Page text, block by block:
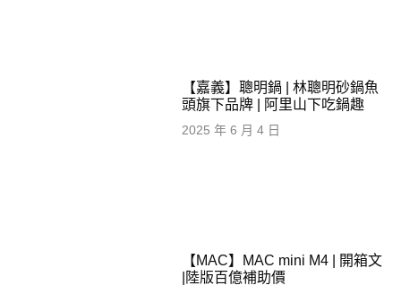
【嘉義】聰明鍋 | 林聰明砂鍋魚
頭旗下品牌 | 阿里山下吃鍋趣
2025 年 6 月 4 日
【MAC】MAC mini M4 | 開箱文
|陸版百億補助價